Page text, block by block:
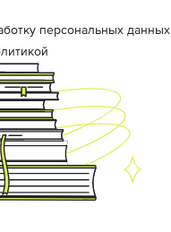
персональных данных